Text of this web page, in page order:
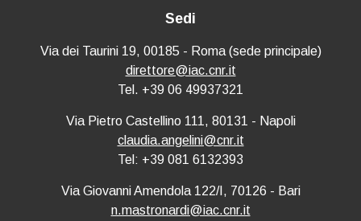
Sedi
Via dei Taurini 19, 00185 - Roma (sede principale)
direttore@iac.cnr.it
Tel. +39 06 49937321
Via Pietro Castellino 111, 80131 - Napoli
claudia.angelini@cnr.it
Tel: +39 081 6132393
Via Giovanni Amendola 122/I, 70126 - Bari
n.mastronardi@iac.cnr.it